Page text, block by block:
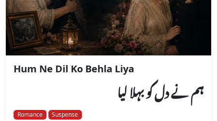
Hum Ne Dil Ko Behla Liya
ہم نے دل کو بہلا لیا
Romance Suspense